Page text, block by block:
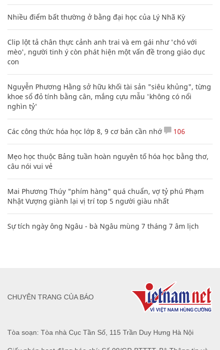
Nhiều điểm bất thường ở bằng đại học của Lý Nhã Kỳ
Clip lột tả chân thực cảnh anh trai và em gái như 'chó với
mèo', người tinh ý còn phát hiện một vấn đề trong giáo dục
con
Nguyễn Phương Hằng sở hữu khối tài sản "siêu khủng", từng
khoe sổ đỏ tính bằng cân, mắng cựu mẫu 'không có nổi
nghìn tỷ'
Các công thức hóa học lớp 8, 9 cơ bản cần nhớ 106
Mẹo học thuộc Bảng tuần hoàn nguyên tố hóa học bằng thơ,
câu nói vui vẻ
Mai Phương Thúy "phím hàng" quá chuẩn, vợ tỷ phú Phạm
Nhật Vượng giành lại vị trí top 5 người giàu nhất
Sự tích ngày ông Ngâu - bà Ngâu mùng 7 tháng 7 âm lịch
Tòa soạn: Tòa nhà Cục Tần Số, 115 Trần Duy Hưng Hà Nội
CHUYÊN TRANG CỦA BÁO